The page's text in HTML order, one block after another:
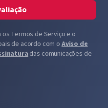
Termos de Serviço e o
de acordo com o Aviso de
das comunicações de